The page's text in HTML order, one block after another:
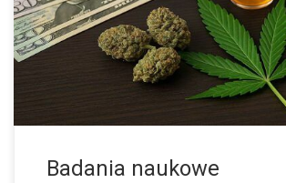
dotyczących tego, kim naprawdę jest
marihuany rekreacyjnej. Dzięki danym
przez firmę konsultingową Headset, […]
Badania naukowe